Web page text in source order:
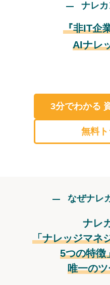
ナレカ
『非IT企
AIナレ
3分でわかる
無料
なぜナレ
ナレ
「ナレッジマネ
5つの特徴
唯一の